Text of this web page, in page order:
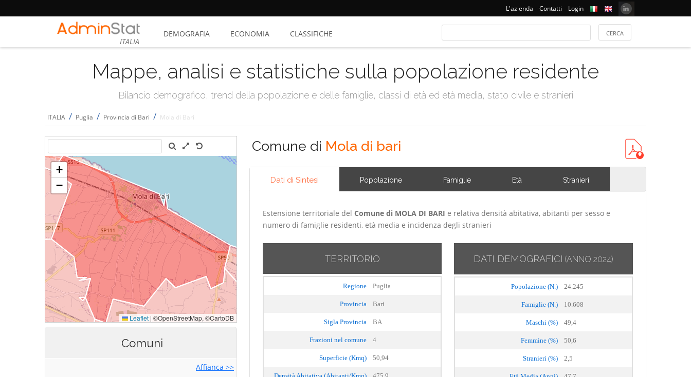
L'azienda Contatti Login
ITALIA
DEMOGRAFIA ECONOMIA CLASSIFICHE
Mappe, analisi e statistiche sulla popolazione residente
Bilancio demografico, trend della popolazione e delle famiglie, classi di età ed età media, stato civile e stranieri
ITALIA / Puglia / Provincia di Bari / Mola di Bari
Comuni
Affianca >>
Comune di Mola di bari
Dati di Sintesi Popolazione Famiglie Età Stranieri
Estensione territoriale del Comune di MOLA DI BARI e relativa densità abitativa, abitanti per sesso e
numero di famiglie residenti, età media e incidenza degli stranieri
TERRITORIO
Regione Puglia
Provincia Bari
Sigla Provincia BA
Frazioni nel comune 4
Superficie (Kmq) 50,94
DATI DEMOGRAFICI (ANNO 2024)
Popolazione (N.) 24.245
Famiglie (N.) 10.608
Maschi (%) 49,4
Femmine (%) 50,6
Stranieri (%) 2,5